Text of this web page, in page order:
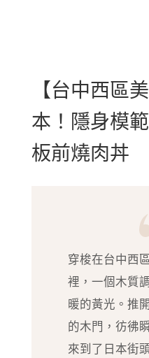
【台中西區
本！隱身模
板前燒肉丼
穿梭在台中西
裡，一個木質
暖的黃光。推
的木門，彷彿
來到了日本街